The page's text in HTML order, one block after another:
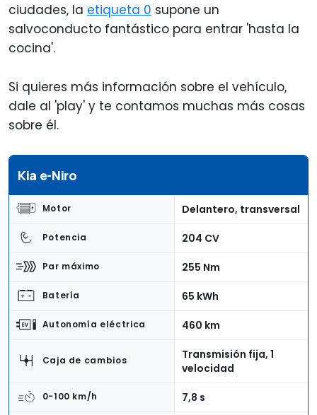
ciudades, la etiqueta 0 supone un
salvoconducto fantástico para entrar 'hasta la
cocina'.
Si quieres más información sobre el vehículo,
dale al 'play' y te contamos muchas más cosas
sobre él.
Kia e-Niro
Motor Delantero, transversal
Potencia 204 CV
Par máximo 255 Nm
Batería 65 kWh
Autonomía eléctrica 460 km
Caja de cambios
Transmisión fija, 1
velocidad
0-100 km/h 7,8 s